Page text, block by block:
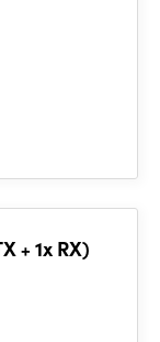
+ 1x RX)